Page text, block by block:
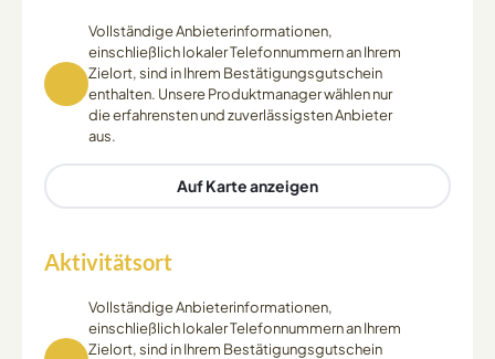
Vollständige Anbieterinformationen,
einschließlich lokaler Telefonnummern an Ihrem
Zielort, sind in Ihrem Bestätigungsgutschein
enthalten. Unsere Produktmanager wählen nur
die erfahrensten und zuverlässigsten Anbieter
aus.
Auf Karte anzeigen
Aktivitätsort
Vollständige Anbieterinformationen,
einschließlich lokaler Telefonnummern an Ihrem
Zielort, sind in Ihrem Bestätigungsgutschein